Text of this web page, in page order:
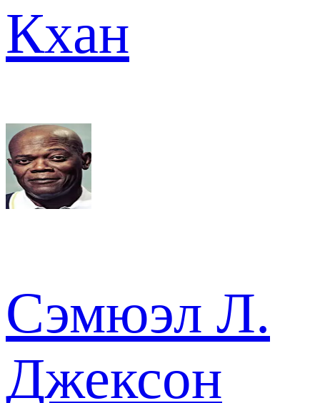
Кхан
Сэмюэл Л.
Джексон